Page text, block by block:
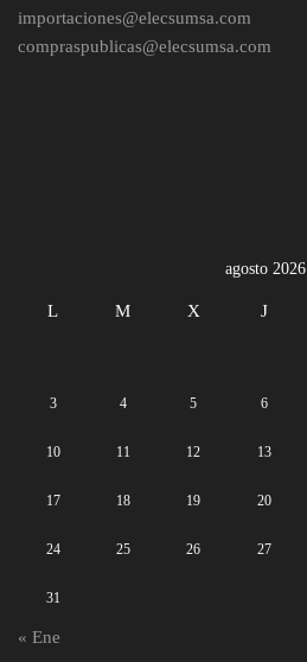
importaciones@elecsumsa.com
compraspublicas@elecsumsa.com
agosto 2026
L M X J
3 4 5 6
10 11 12 13
17 18 19 20
24 25 26 27
31
« Ene